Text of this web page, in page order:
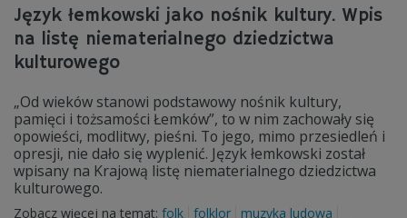
Język łemkowski jako nośnik kultury. Wpis
na listę niematerialnego dziedzictwa
kulturowego
„Od wieków stanowi podstawowy nośnik kultury,
pamięci i tożsamości Łemków”, to w nim zachowały się
opowieści, modlitwy, pieśni. To jego, mimo przesiedleń i
opresji, nie dało się wyplenić. Język łemkowski został
wpisany na Krajową listę niematerialnego dziedzictwa
kulturowego.
Zobacz więcej na temat: folk folklor
muzyka ludowa